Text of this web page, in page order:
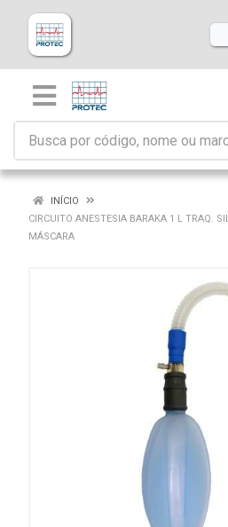
INÍCIO
CIRCUITO ANESTESIA BARAKA 1 L TRAQ.
MÁSCARA